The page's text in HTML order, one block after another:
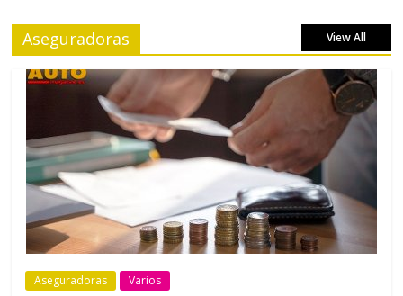
Aseguradoras View All
Aseguradoras Varios